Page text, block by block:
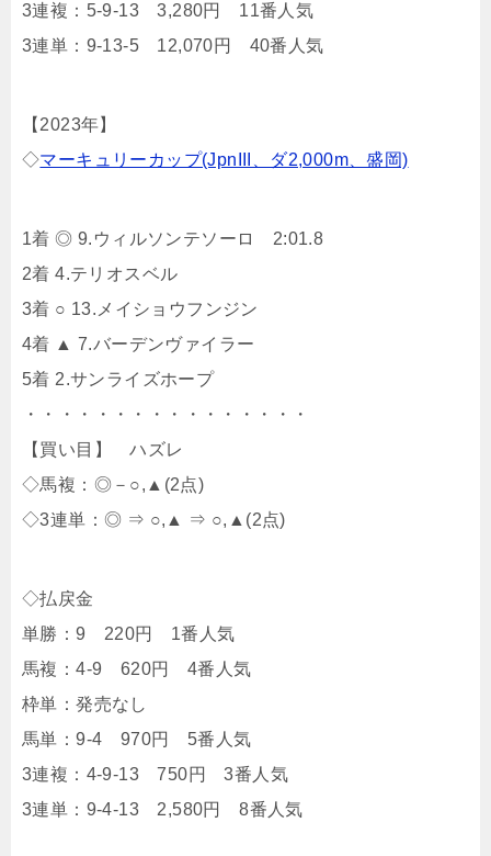
3連複：5-9-13 3,280円 11番人気
3連単：9-13-5 12,070円 40番人気
【2023年】
◇マーキュリーカップ(JpnIII、ダ2,000m、盛岡)
1着 ◎ 9.ウィルソンテソーロ 2:01.8
2着 4.テリオスベル
3着 ○ 13.メイショウフンジン
4着 ▲ 7.バーデンヴァイラー
5着 2.サンライズホープ
・・・・・・・・・・・・・・・・
【買い目】 ハズレ
◇馬複：◎－○,▲(2点)
◇3連単：◎ ⇒ ○,▲ ⇒ ○,▲(2点)
◇払戻金
単勝：9 220円 1番人気
馬複：4-9 620円 4番人気
枠単：発売なし
馬単：9-4 970円 5番人気
3連複：4-9-13 750円 3番人気
3連単：9-4-13 2,580円 8番人気